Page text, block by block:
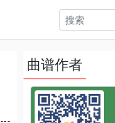
曲谱作者